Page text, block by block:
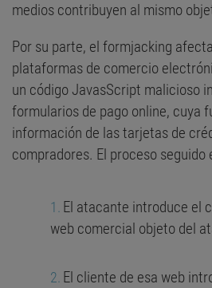
medios contribuyen al mismo
Por su parte, el formjacking
plataformas de comercio
un código JavasScript malicioso
formularios de pago online, cuya
información de las tarjetas de
compradores. El proceso seguido
El atacante introduce el
web comercial objeto del
El cliente de esa web